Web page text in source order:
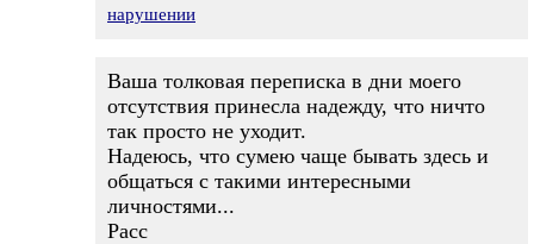
нарушении
Ваша толковая переписка в дни моего
отсутствия принесла надежду, что ничто
так просто не уходит.
Надеюсь, что сумею чаще бывать здесь и
общаться с такими интересными
личностями...
Расс